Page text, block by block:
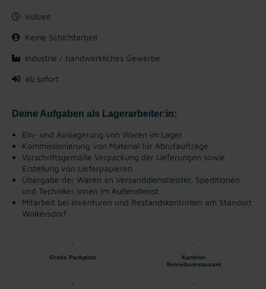
Vollzeit
Keine Schichtarbeit
Industrie / handwerkliches Gewerbe
ab sofort
Deine Aufgaben als Lagerarbeiter:in:
Ein- und Auslagerung von Waren im Lager
Kommissionierung von Material für Abrufaufträge
Vorschriftsgemäße Verpackung der Lieferungen sowie
Erstellung von Lieferpapieren
Übergabe der Waren an Versanddienstleister, Speditionen
und Techniker:innen im Außendienst
Mitarbeit bei Inventuren und Bestandskontrollen am Standort
Wolkersdorf
Gratis Parkplatz
Kantine/
Betriebsrestaurant